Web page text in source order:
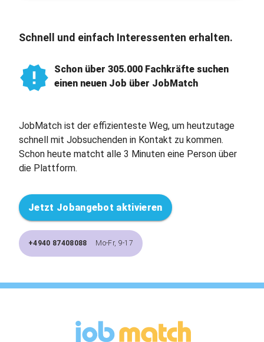
Schnell und einfach Interessenten erhalten.
Schon über 305.000 Fachkräfte suchen
einen neuen Job über JobMatch
JobMatch ist der effizienteste Weg, um heutzutage
schnell mit Jobsuchenden in Kontakt zu kommen.
Schon heute matcht alle 3 Minuten eine Person über
die Plattform.
Jetzt Jobangebot aktivieren
+4940 87408088 Mo-Fr, 9-17